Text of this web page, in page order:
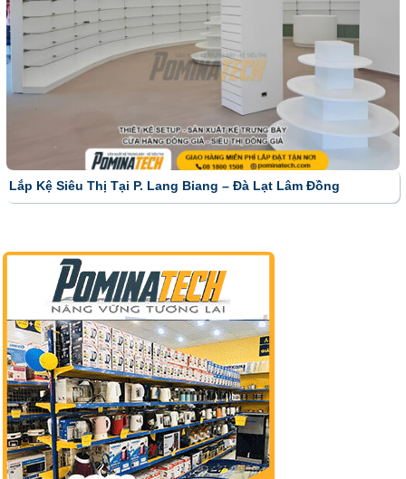
Lắp Kệ Siêu Thị Tại P. Lang Biang – Đà Lạt Lâm Đồng